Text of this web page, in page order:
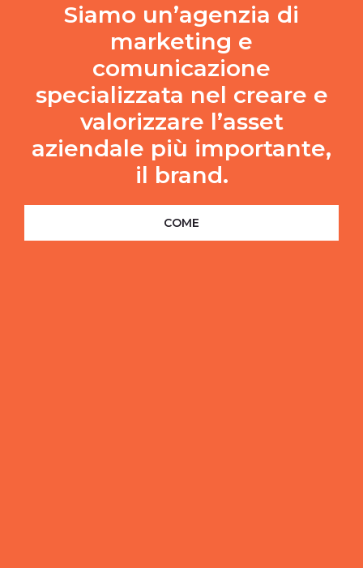
Siamo un’agenzia di
marketing e
comunicazione
specializzata nel creare e
valorizzare l’asset
aziendale più importante,
il brand.
COME